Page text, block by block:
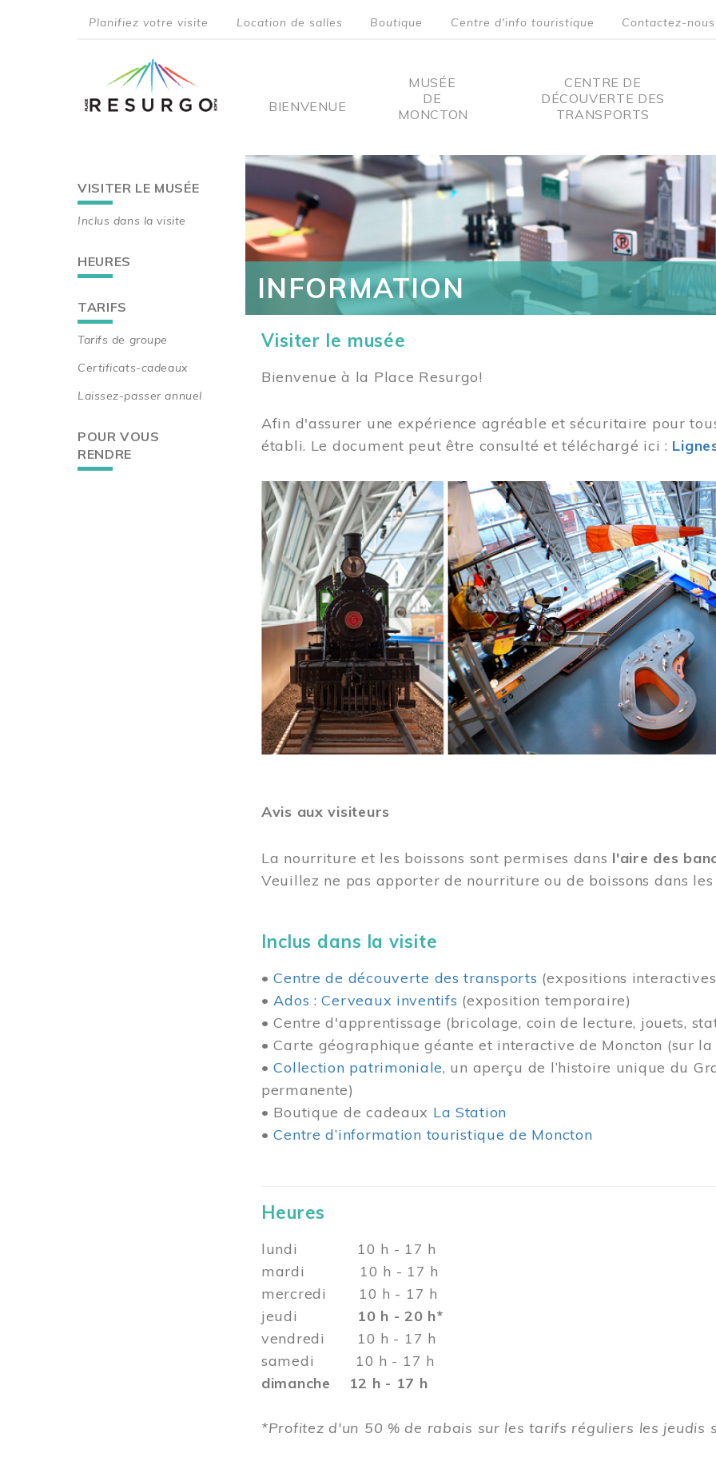
menu
Planifiez votre visite Location de salles Boutique Centre d'info touristique Contactez-nous
Main
BIENVENUE
MUSÉE
DE
MONCTON
CENTRE DE
DÉCOUVERTE DES
TRANSPORTS
Main
navigation
VISITER LE MUSÉE
Inclus dans la visite
HEURES
TARIFS
Tarifs de groupe
Certificats-cadeaux
Laissez-passer annuel
POUR VOUS
RENDRE
INFORMATION
Visiter le musée
Bienvenue à la Place Resurgo!
Afin d'assurer une expérience agréable et sécuritaire pour
établi. Le document peut être consulté et téléchargé ici :
Image
Avis aux visiteurs
La nourriture et les boissons sont permises dans l'aire des
Veuillez ne pas apporter de nourriture ou de boissons dans
Inclus dans la visite
•Centre de découverte des transports (expositions
• Ados : Cerveaux inventifs (exposition temporaire)
• Centre d'apprentissage (bricolage, coin de lecture, jouets,
• Carte géographique géante et interactive de Moncton (sur
•Collection patrimoniale, un aperçu de l’histoire unique du
permanente)
• Boutique de cadeaux La Station
•Centre d’information touristique de Moncton
Heures
lundi 10 h - 17 h
mardi 10 h - 17 h
mercredi 10 h - 17 h
jeudi 10 h - 20 h*
vendredi 10 h - 17 h
samedi 10 h - 17 h
dimanche 12 h - 17 h
*Profitez d'un 50 % de rabais sur les tarifs réguliers les jeudis